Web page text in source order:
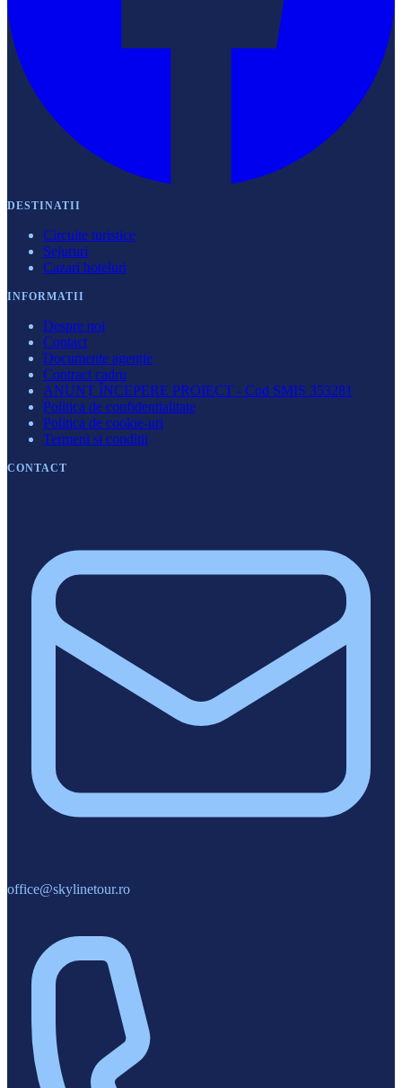
DESTINATII
Circuite turistice
Sejururi
Cazari hoteluri
INFORMATII
Despre noi
Contact
Documente agenție
Contract cadru
ANUNȚ ÎNCEPERE PROIECT - Cod SMIS 353281
Politica de confidentialitate
Politica de cookie-uri
Termeni si conditii
CONTACT
office@skylinetour.ro